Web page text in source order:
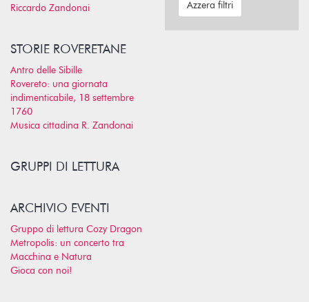
Riccardo Zandonai
STORIE ROVERETANE
Antro delle Sibille
Rovereto: una giornata
indimenticabile, 18 settembre
1760
Musica cittadina R. Zandonai
GRUPPI DI LETTURA
ARCHIVIO EVENTI
Gruppo di lettura Cozy Dragon
Metropolis: un concerto tra
Macchina e Natura
Gioca con noi!
Azzera filtri